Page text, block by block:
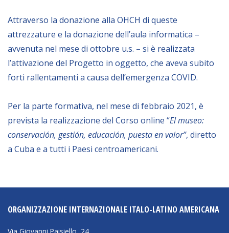
AL-INVEST Verde
MEDIA
Video
Audio
Pubblicazioni
Attraverso la donazione alla OHCH di queste
attrezzature e la donazione dell’aula informatica –
avvenuta nel mese di ottobre u.s. – si è realizzata
l’attivazione del Progetto in oggetto, che aveva subito
forti rallentamenti a causa dell’emergenza COVID.
Per la parte formativa, nel mese di febbraio 2021, è
prevista la realizzazione del Corso online “El museo:
conservación, gestión, educación, puesta en valor”, diretto
a Cuba e a tutti i Paesi centroamericani.
ORGANIZZAZIONE INTERNAZIONALE ITALO-LATINO AMERICANA